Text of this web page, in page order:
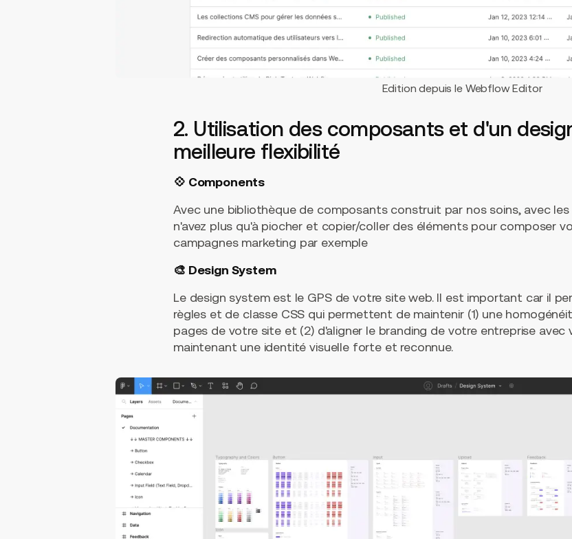
Edition depuis le Webflow Editor
2. Utilisation des composants et d'un
meilleure flexibilité
💠 Components
Avec une bibliothèque de composants construit par nos soins, avec les
n'avez plus qu'à piocher et copier/coller des éléments pour composer
campagnes marketing par exemple
🎨 Design System
Le design system est le GPS de votre site web. Il est important car il
règles et de classe CSS qui permettent de maintenir (1) une
pages de votre site et (2) d'aligner le branding de votre entreprise avec
maintenant une identité visuelle forte et reconnue.